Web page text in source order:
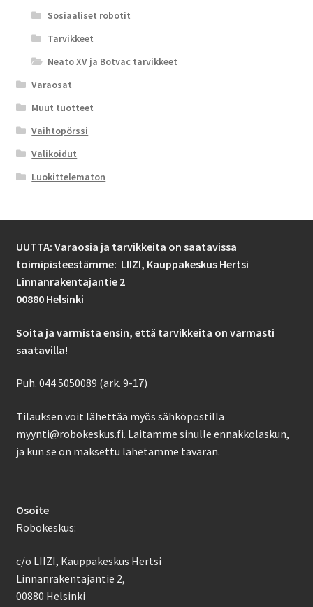
Sosiaaliset robotit
Tarvikkeet
Neato XV ja Botvac tarvikkeet
Varaosat
Muut tuotteet
Vaihtopörssi
Valikoidut
Luokittelematon
UUTTA: Varaosia ja tarvikkeita on saatavissa
toimipisteestämme: LIIZI, Kauppakeskus Hertsi
Linnanrakentajantie 2
00880 Helsinki
Soita ja varmista ensin, että tarvikkeita on varmasti
saatavilla!
Puh. 044 5050089 (ark. 9-17)
Tilauksen voit lähettää myös sähköpostilla
myynti@robokeskus.fi. Laitamme sinulle ennakkolaskun,
ja kun se on maksettu lähetämme tavaran.
Osoite
Robokeskus:
c/o LIIZI, Kauppakeskus Hertsi
Linnanrakentajantie 2,
00880 Helsinki